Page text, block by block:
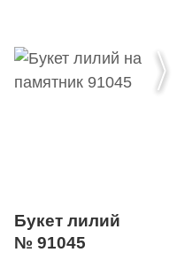
Букет лилий
№ 91045